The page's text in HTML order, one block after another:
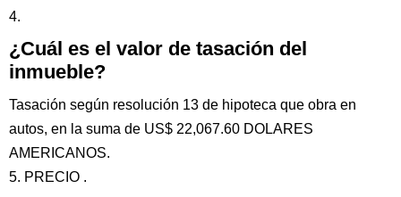
4.
¿Cuál es el valor de tasación del
inmueble?
Tasación según resolución 13 de hipoteca que obra en
autos, en la suma de US$ 22,067.60 DOLARES
AMERICANOS.
5. PRECIO .